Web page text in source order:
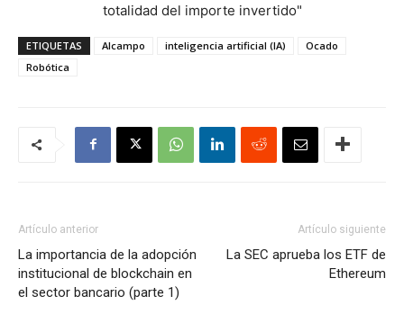
totalidad del importe invertido"
ETIQUETAS Alcampo inteligencia artificial (IA)
Ocado
Robótica
Artículo anterior
La importancia de la adopción
institucional de blockchain en
el sector bancario (parte 1)
Artículo siguiente
La SEC aprueba los ETF de
Ethereum